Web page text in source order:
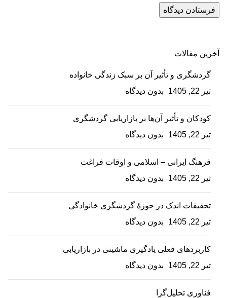
آخرین مقالات
گردشگری و تأثیر آن بر سبک زندگی خانواده
تیر 22, 1405
بدون دیدگاه
کودکان و تأثیر آن‌ها بر بازاریابی گردشگری
تیر 22, 1405
بدون دیدگاه
فرهنگ ایرانی – اسلامی و اوقات فراغت
تیر 22, 1405
بدون دیدگاه
تحقیقات اندک در حوزۀ گردشگری خانوادگی
تیر 22, 1405
بدون دیدگاه
کاربردهای فعلی یادگیری ماشینی در بازاریابی
تیر 22, 1405
بدون دیدگاه
فناوری تحلیل‌گرا